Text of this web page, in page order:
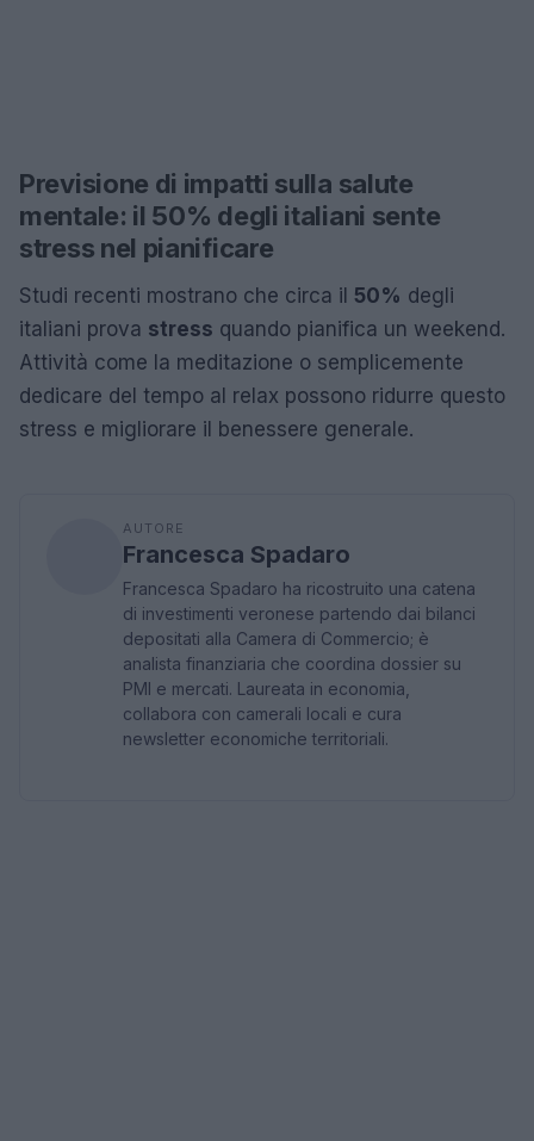
Previsione di impatti sulla salute
mentale: il 50% degli italiani sente
stress nel pianificare
Studi recenti mostrano che circa il 50% degli
italiani prova stress quando pianifica un weekend.
Attività come la meditazione o semplicemente
dedicare del tempo al relax possono ridurre questo
stress e migliorare il benessere generale.
AUTORE
Francesca Spadaro
Francesca Spadaro ha ricostruito una catena
di investimenti veronese partendo dai bilanci
depositati alla Camera di Commercio; è
analista finanziaria che coordina dossier su
PMI e mercati. Laureata in economia,
collabora con camerali locali e cura
newsletter economiche territoriali.